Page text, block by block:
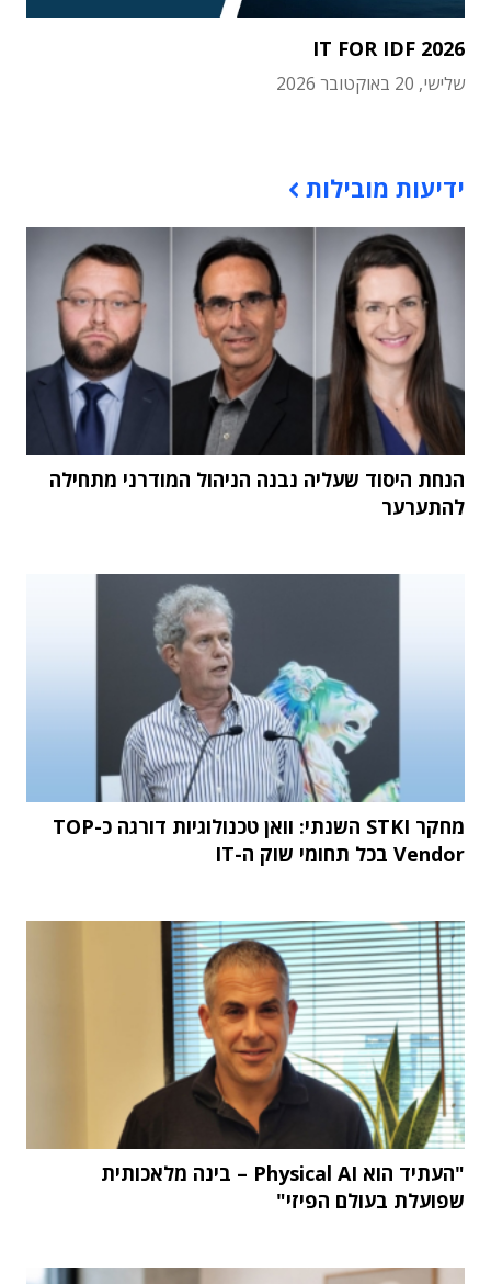
IT FOR IDF 2026
שלישי, 20 באוקטובר 2026
ידיעות מובילות
הנחת היסוד שעליה נבנה הניהול המודרני מתחילה
להתערער
מחקר STKI השנתי: וואן טכנולוגיות דורגה כ-TOP
Vendor בכל תחומי שוק ה-IT
"העתיד הוא Physical AI – בינה מלאכותית
שפועלת בעולם הפיזי"